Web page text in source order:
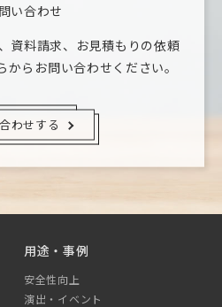
い合わせ
資料請求、お見積もりの依頼
らお問い合わせください。
わせする
用途・事例
安全性向上
演出・イベント